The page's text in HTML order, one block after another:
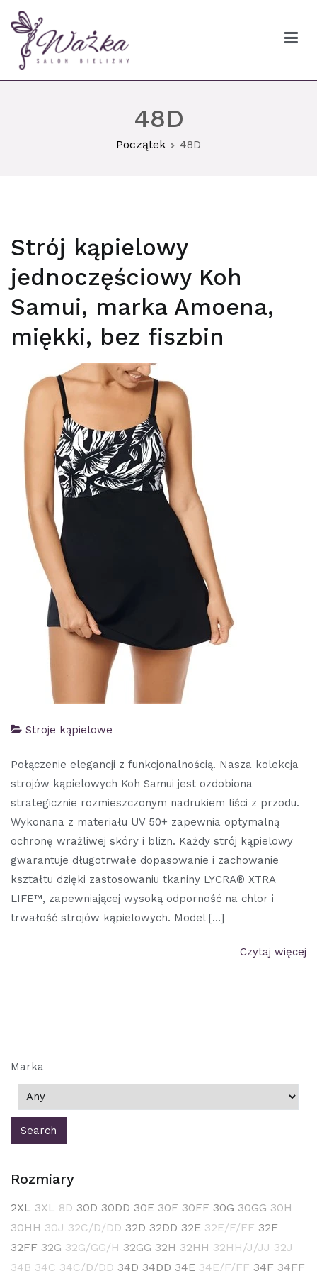
Przejdź
do
treści
Ważka biustonosze Gdańsk
48D
Początek 48D
Strój kąpielowy
jednoczęściowy Koh
Samui, marka Amoena,
miękki, bez fiszbin
Stroje kąpielowe
Połączenie elegancji z funkcjonalnością. Nasza kolekcja
strojów kąpielowych Koh Samui jest ozdobiona
strategicznie rozmieszczonym nadrukiem liści z przodu.
Wykonana z materiału UV 50+ zapewnia optymalną
ochronę wrażliwej skóry i blizn. Każdy strój kąpielowy
gwarantuje długotrwałe dopasowanie i zachowanie
kształtu dzięki zastosowaniu tkaniny LYCRA® XTRA
LIFE™, zapewniającej wysoką odporność na chlor i
trwałość strojów kąpielowych. Model […]
Czytaj więcej
Marka
Rozmiary
2XL 3XL 8D 30D 30DD 30E 30F 30FF 30G 30GG 30H
30HH 30J 32C/D/DD 32D 32DD 32E 32E/F/FF 32F
32FF 32G 32G/GG/H 32GG 32H 32HH 32HH/J/JJ 32J
34B 34C 34C/D/DD 34D 34DD 34E 34E/F/FF 34F 34FF